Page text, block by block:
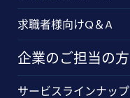
求職者様向けQ＆A
企業のご担当の方
サービスラインナップ